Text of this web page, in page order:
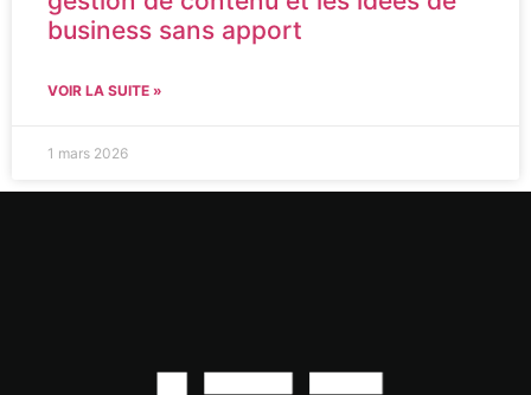
business sans apport
VOIR LA SUITE »
1 mars 2026